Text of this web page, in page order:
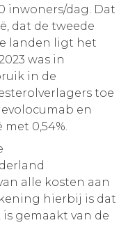
inwoners/dag. Dat
dat de tweede
landen ligt het
was in
in de
toe
en
0,54%.
alle kosten aan
hierbij is dat
gemaakt van de